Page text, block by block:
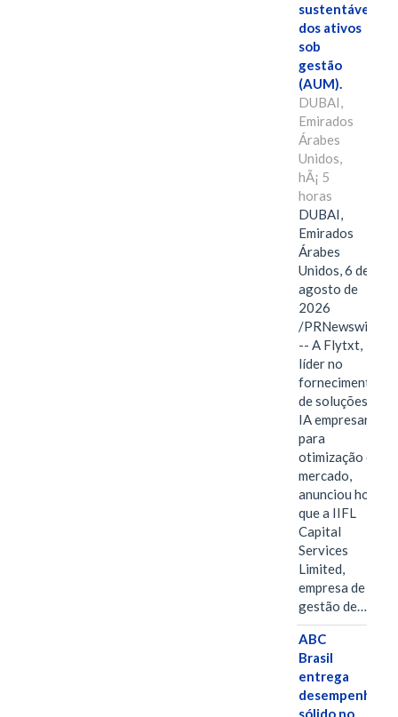
sustentável
dos ativos
sob
gestão
(AUM).
DUBAI,
Emirados
Árabes
Unidos,
hÃ¡ 5
horas
DUBAI,
Emirados
Árabes
Unidos, 6 de
agosto de
2026
/PRNewswire/
-- A Flytxt,
líder no
fornecimento
de soluções de
IA empresarial
para
otimização de
mercado,
anunciou hoje
que a IIFL
Capital
Services
Limited,
empresa de
gestão de…
ABC
Brasil
entrega
desempenho
sólido no